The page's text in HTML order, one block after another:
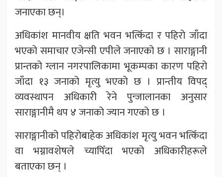
जनाएका छन्।
अधिकांश मानवीय क्षति भवन भत्किँदा र पहिरो जाँदा
भएको समाचार एजेन्सी एपीले जनाएको छ । साराङ्गानी
प्रान्तको ग्लान नगरपालिकामा भूकम्पका कारण पहिरो
जाँदा १३ जनाको मृत्यु भएको छ । प्रान्तीय विपद्
व्यवस्थापन अधिकारी रेने पुन्जालानका अनुसार
साराङ्गानीमै थप ४ जनाको ज्यान गएको छ ।
साराङ्गानीको पहिरोबाहेक अधिकांश मृत्यु भवन भत्किँदा
वा भग्नावशेषले च्यापिँदा भएको अधिकारीहरूले
बताएका छन् ।